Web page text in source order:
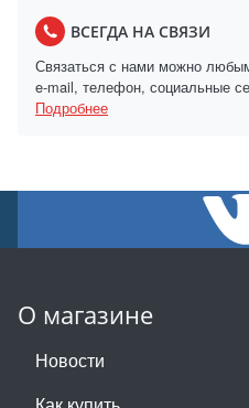
ВСЕГДА НА СВЯЗИ
Связаться с нами можно
e-mail, телефон, социальные
Подробнее
О магазине
Новости